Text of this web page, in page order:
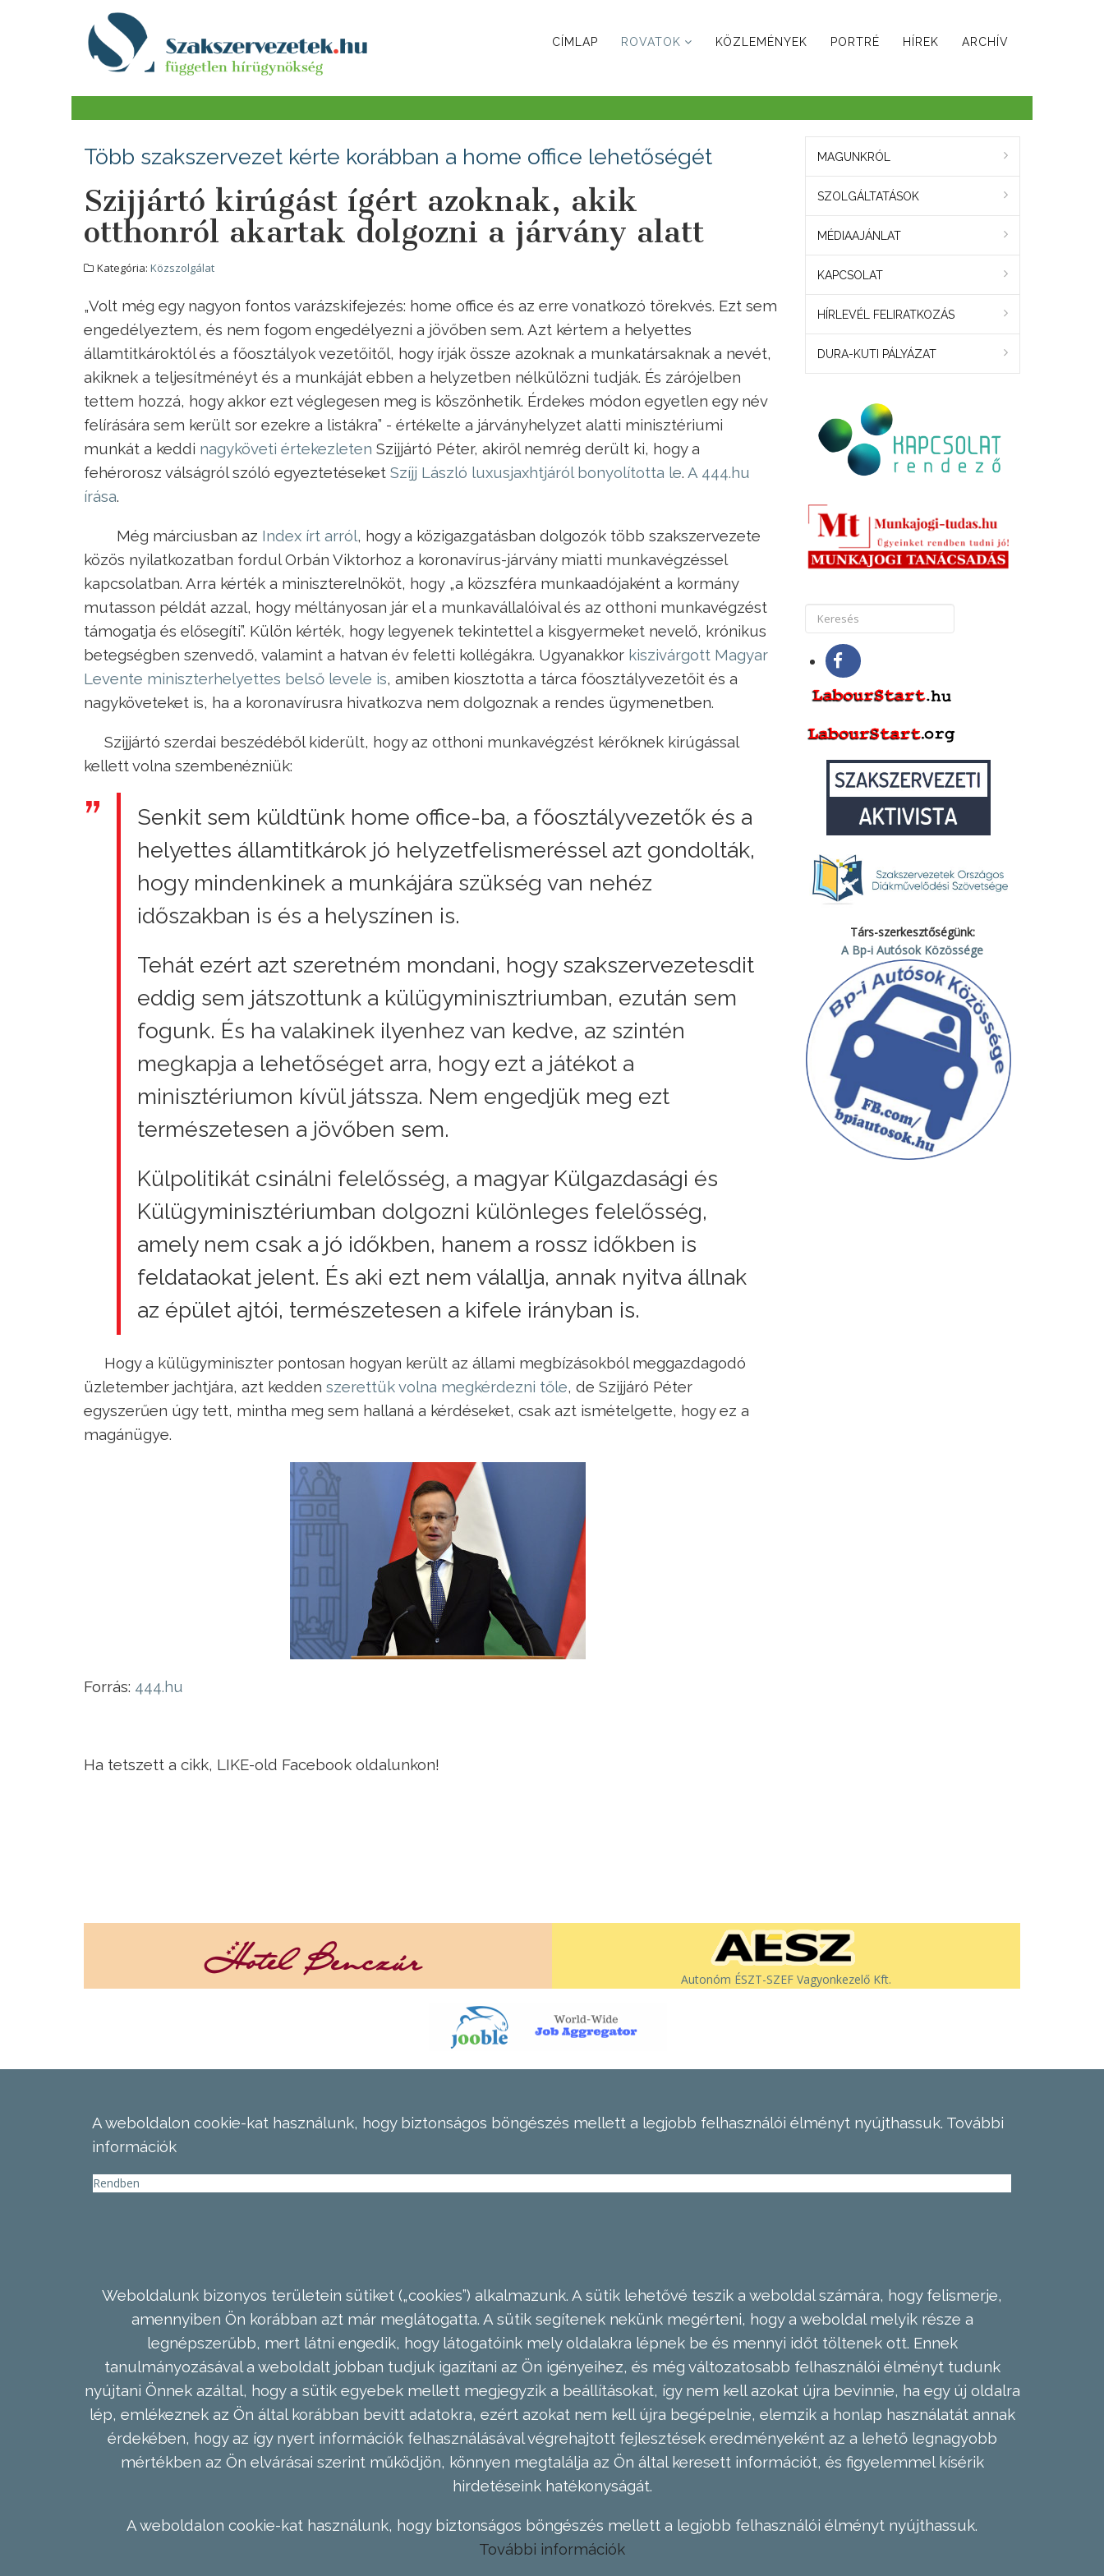
CÍMLAP ROVATOK KÖZLEMÉNYEK PORTRÉ HÍREK ARCHÍV
Több szakszervezet kérte korábban a home office lehetőségét
Szijjártó kirúgást ígért azoknak, akik
otthonról akartak dolgozni a járvány alatt
Kategória: Közszolgálat
„Volt még egy nagyon fontos varázskifejezés: home office és az erre vonatkozó törekvés. Ezt sem
engedélyeztem, és nem fogom engedélyezni a jövőben sem. Azt kértem a helyettes
államtitkároktól és a főosztályok vezetőitől, hogy írják össze azoknak a munkatársaknak a nevét,
akiknek a teljesítménéyt és a munkáját ebben a helyzetben nélkülözni tudják. És zárójelben
tettem hozzá, hogy akkor ezt véglegesen meg is köszönhetik. Érdekes módon egyetlen egy név
felírására sem került sor ezekre a listákra” - értékelte a járványhelyzet alatti minisztériumi
munkát a keddi nagyköveti értekezleten Szijjártó Péter, akiről nemrég derült ki, hogy a
fehérorosz válságról szóló egyeztetéseket Szíjj László luxusjaxhtjáról bonyolította le. A 444.hu
írása.
Még márciusban az Index írt arról, hogy a közigazgatásban dolgozók több szakszervezete
közös nyilatkozatban fordul Orbán Viktorhoz a koronavírus-járvány miatti munkavégzéssel
kapcsolatban. Arra kérték a miniszterelnököt, hogy „a közszféra munkaadójaként a kormány
mutasson példát azzal, hogy méltányosan jár el a munkavállalóival és az otthoni munkavégzést
támogatja és elősegíti”. Külön kérték, hogy legyenek tekintettel a kisgyermeket nevelő, krónikus
betegségben szenvedő, valamint a hatvan év feletti kollégákra. Ugyanakkor kiszivárgott Magyar
Levente miniszterhelyettes belső levele is, amiben kiosztotta a tárca főosztályvezetőit és a
nagyköveteket is, ha a koronavírusra hivatkozva nem dolgoznak a rendes ügymenetben.
Szijjártó szerdai beszédéből kiderült, hogy az otthoni munkavégzést kérőknek kirúgással
kellett volna szembenézniük:
Senkit sem küldtünk home office-ba, a főosztályvezetők és a
helyettes államtitkárok jó helyzetfelismeréssel azt gondolták,
hogy mindenkinek a munkájára szükség van nehéz
időszakban is és a helyszínen is.
Tehát ezért azt szeretném mondani, hogy szakszervezetesdit
eddig sem játszottunk a külügyminisztriumban, ezután sem
fogunk. És ha valakinek ilyenhez van kedve, az szintén
megkapja a lehetőséget arra, hogy ezt a játékot a
minisztériumon kívül játssza. Nem engedjük meg ezt
természetesen a jövőben sem.
Külpolitikát csinálni felelősség, a magyar Külgazdasági és
Külügyminisztériumban dolgozni különleges felelősség,
amely nem csak a jó időkben, hanem a rossz időkben is
feldataokat jelent. És aki ezt nem válallja, annak nyitva állnak
az épület ajtói, természetesen a kifele irányban is.
Hogy a külügyminiszter pontosan hogyan került az állami megbízásokból meggazdagodó
üzletember jachtjára, azt kedden szerettük volna megkérdezni tőle, de Szijjáró Péter
egyszerűen úgy tett, mintha meg sem hallaná a kérdéseket, csak azt ismételgette, hogy ez a
magánügye.
Forrás: 444.hu
Ha tetszett a cikk, LIKE-old Facebook oldalunkon!
MAGUNKRÓL
SZOLGÁLTATÁSOK
MÉDIAAJÁNLAT
KAPCSOLAT
HÍRLEVÉL FELIRATKOZÁS
DURA-KUTI PÁLYÁZAT
Társ-szerkesztőségünk:
A Bp-i Autósok Közössége
Autonóm ÉSZT-SZEF Vagyonkezelő Kft.
A weboldalon cookie-kat használunk, hogy biztonságos böngészés mellett a legjobb felhasználói élményt nyújthassuk. További
információk
Rendben
Weboldalunk bizonyos területein sütiket („cookies”) alkalmazunk. A sütik lehetővé teszik a weboldal számára, hogy felismerje,
amennyiben Ön korábban azt már meglátogatta. A sütik segítenek nekünk megérteni, hogy a weboldal melyik része a
legnépszerűbb, mert látni engedik, hogy látogatóink mely oldalakra lépnek be és mennyi időt töltenek ott. Ennek
tanulmányozásával a weboldalt jobban tudjuk igazítani az Ön igényeihez, és még változatosabb felhasználói élményt tudunk
nyújtani Önnek azáltal, hogy a sütik egyebek mellett megjegyzik a beállításokat, így nem kell azokat újra bevinnie, ha egy új oldalra
lép, emlékeznek az Ön által korábban bevitt adatokra, ezért azokat nem kell újra begépelnie, elemzik a honlap használatát annak
érdekében, hogy az így nyert információk felhasználásával végrehajtott fejlesztések eredményeként az a lehető legnagyobb
mértékben az Ön elvárásai szerint működjön, könnyen megtalálja az Ön által keresett információt, és figyelemmel kísérik
hirdetéseink hatékonyságát.
A weboldalon cookie-kat használunk, hogy biztonságos böngészés mellett a legjobb felhasználói élményt nyújthassuk.
További információk